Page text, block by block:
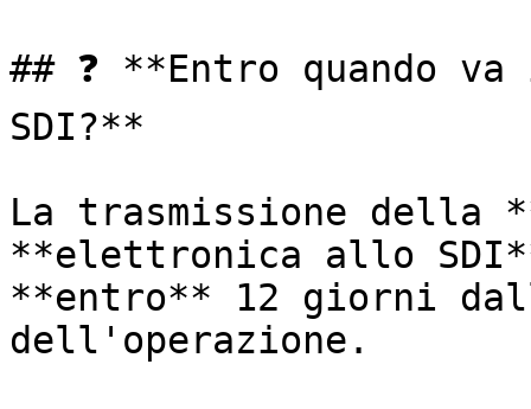
## ❓ **Entro quando
SDI?**
La trasmissione della
**elettronica allo
**entro** 12 giorni
dell'operazione.